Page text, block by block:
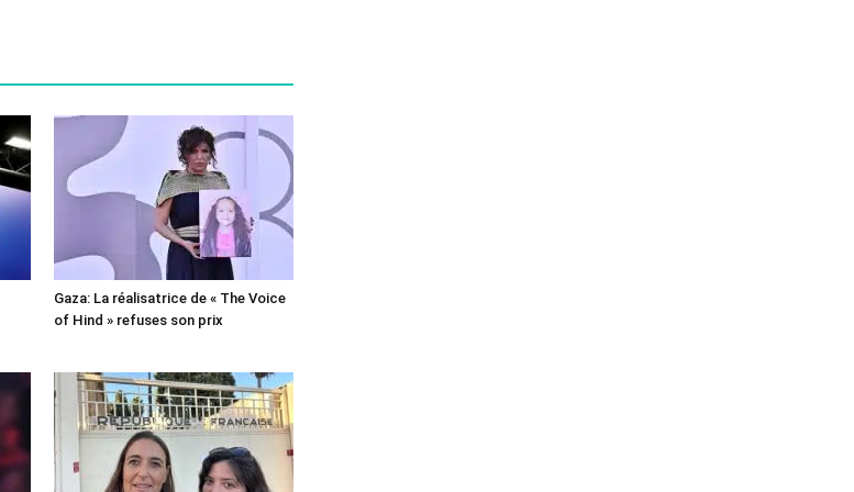
Gaza: La réalisatrice de « The Voice
of Hind » refuses son prix